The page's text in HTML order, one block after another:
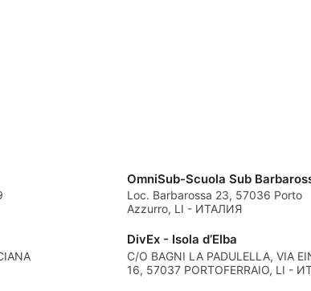
OmniSub-Scuola Sub
Loc. Barbarossa 23, 57036 Porto
Azzurro, LI - ИТАЛИЯ
DivEx - Isola d’Elba
C/O BAGNI LA PADULELLA, VIA
16, 57037 PORTOFERRAIO, LI -
или комбинации данных из разных
выбора контента
активно запрашиваемой информации